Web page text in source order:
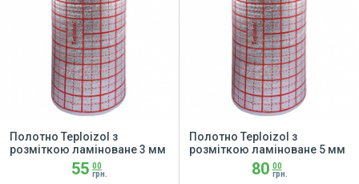
Полотно Teploizol з
розміткою ламіноване 3 мм
55 00
грн.
Полотно Teploizol з
розміткою ламіноване 5 мм
80 00
грн.